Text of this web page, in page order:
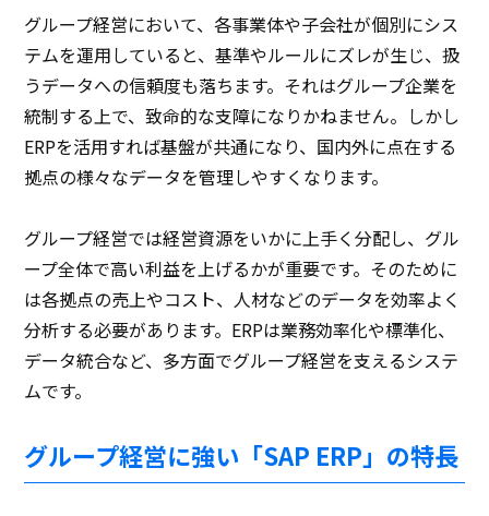
グループ経営において、各事業体や子会社が個別にシス
テムを運用していると、基準やルールにズレが生じ、扱
うデータへの信頼度も落ちます。それはグループ企業を
統制する上で、致命的な支障になりかねません。しかし
ERPを活用すれば基盤が共通になり、国内外に点在する
拠点の様々なデータを管理しやすくなります。
グループ経営では経営資源をいかに上手く分配し、グル
ープ全体で高い利益を上げるかが重要です。そのために
は各拠点の売上やコスト、人材などのデータを効率よく
分析する必要があります。ERPは業務効率化や標準化、
データ統合など、多方面でグループ経営を支えるシステ
ムです。
グループ経営に強い「SAP ERP」の特長